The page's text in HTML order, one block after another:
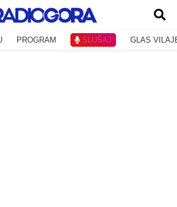
PROGRAM SLUŠAJ GLAS